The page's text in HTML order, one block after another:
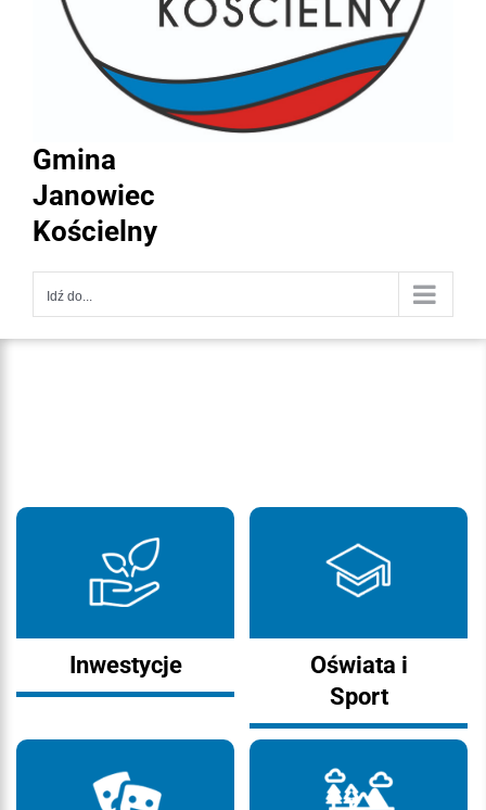
Gmina
Janowiec
Kościelny
Idź do...
Inwestycje
Oświata i
Sport